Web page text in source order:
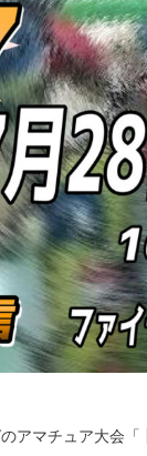
アマチュア大会「